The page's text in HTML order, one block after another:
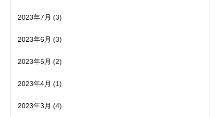
2023年7月 (3)
2023年6月 (3)
2023年5月 (2)
2023年4月 (1)
2023年3月 (4)